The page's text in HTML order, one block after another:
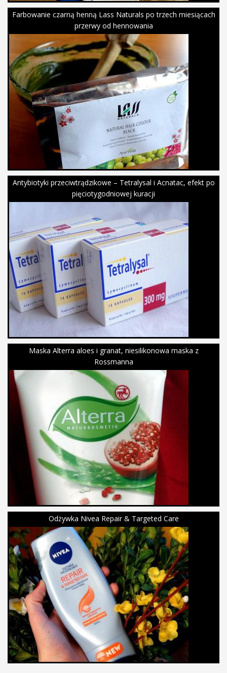
Farbowanie czarną henną Lass Naturals po trzech miesiącach
przerwy od hennowania
Antybiotyki przeciwtrądzikowe – Tetralysal i Acnatac, efekt po
pięciotygodniowej kuracji
Maska Alterra aloes i granat, niesilikonowa maska z
Rossmanna
Odżywka Nivea Repair & Targeted Care